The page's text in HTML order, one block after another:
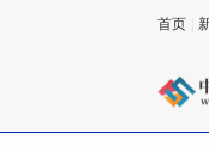
首页